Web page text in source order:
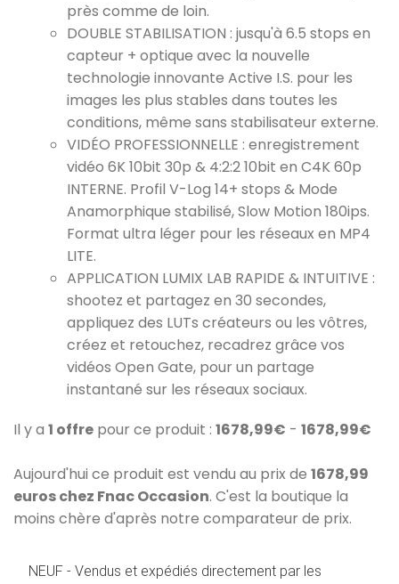
près comme de loin.
DOUBLE STABILISATION : jusqu'à 6.5 stops en
capteur + optique avec la nouvelle
technologie innovante Active I.S. pour les
images les plus stables dans toutes les
conditions, même sans stabilisateur externe.
VIDÉO PROFESSIONNELLE : enregistrement
vidéo 6K 10bit 30p & 4:2:2 10bit en C4K 60p
INTERNE. Profil V-Log 14+ stops & Mode
Anamorphique stabilisé, Slow Motion 180ips.
Format ultra léger pour les réseaux en MP4
LITE.
APPLICATION LUMIX LAB RAPIDE & INTUITIVE :
shootez et partagez en 30 secondes,
appliquez des LUTs créateurs ou les vôtres,
créez et retouchez, recadrez grâce vos
vidéos Open Gate, pour un partage
instantané sur les réseaux sociaux.
Il y a 1 offre pour ce produit : 1678,99€ - 1678,99€
Aujourd'hui ce produit est vendu au prix de 1678,99
euros chez Fnac Occasion. C'est la boutique la
moins chère d'après notre comparateur de prix.
NEUF - Vendus et expédiés directement par les